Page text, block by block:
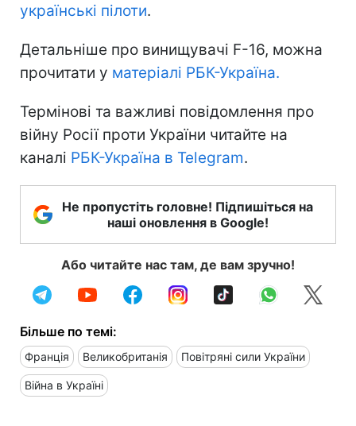
українські пілоти.
Детальніше про винищувачі F-16, можна
прочитати у матеріалі РБК-Україна.
Термінові та важливі повідомлення про
війну Росії проти України читайте на
каналі РБК-Україна в Telegram.
Не пропустіть головне! Підпишіться на
наші оновлення в Google!
Або читайте нас там, де вам зручно!
Більше по темі:
Франція Великобританія Повітряні сили України
Війна в Україні